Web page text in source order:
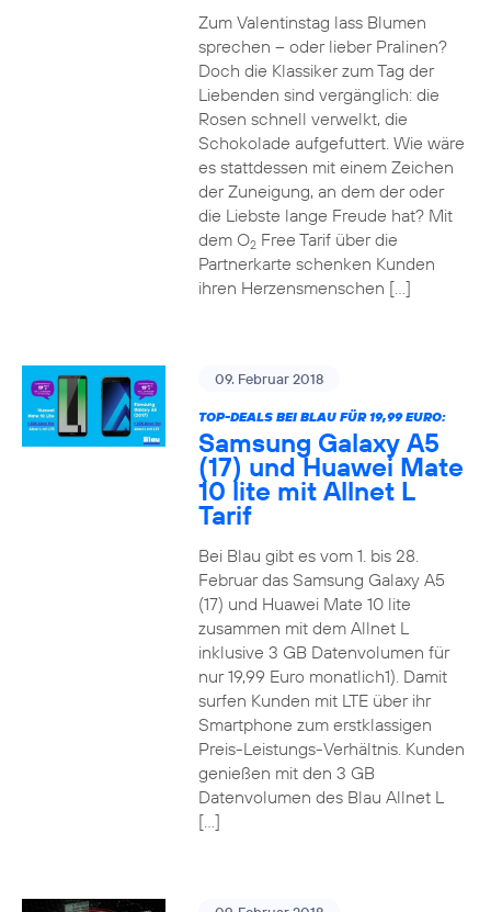
Zum Valentinstag lass Blumen
sprechen – oder lieber Pralinen?
Doch die Klassiker zum Tag der
Liebenden sind vergänglich: die
Rosen schnell verwelkt, die
Schokolade aufgefuttert. Wie wäre
es stattdessen mit einem Zeichen
der Zuneigung, an dem der oder
die Liebste lange Freude hat? Mit
dem O2Free Tarif über die
Partnerkarte schenken Kunden
ihren Herzensmenschen […]
09. Februar 2018
TOP-DEALS BEI BLAU FÜR 19,99 EURO:
Samsung Galaxy A5
(17) und Huawei Mate
10 lite mit Allnet L
Tarif
Bei Blau gibt es vom 1. bis 28.
Februar das Samsung Galaxy A5
(17) und Huawei Mate 10 lite
zusammen mit dem Allnet L
inklusive 3 GB Datenvolumen für
nur 19,99 Euro monatlich1). Damit
surfen Kunden mit LTE über ihr
Smartphone zum erstklassigen
Preis-Leistungs-Verhältnis. Kunden
genießen mit den 3 GB
Datenvolumen des Blau Allnet L
[…]